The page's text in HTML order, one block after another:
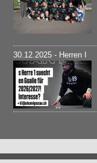
30.12.2025 - Herren I